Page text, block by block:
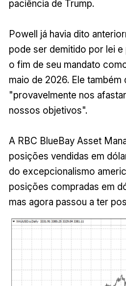
paciência de Trump.
Powell já havia dito
pode ser demitido por lei
o fim de seu mandato
maio de 2026. Ele também
"provavelmente nos
nossos objetivos".
A RBC BlueBay Asset
posições vendidas em
do excepcionalismo
posições compradas em
mas agora passou a ter